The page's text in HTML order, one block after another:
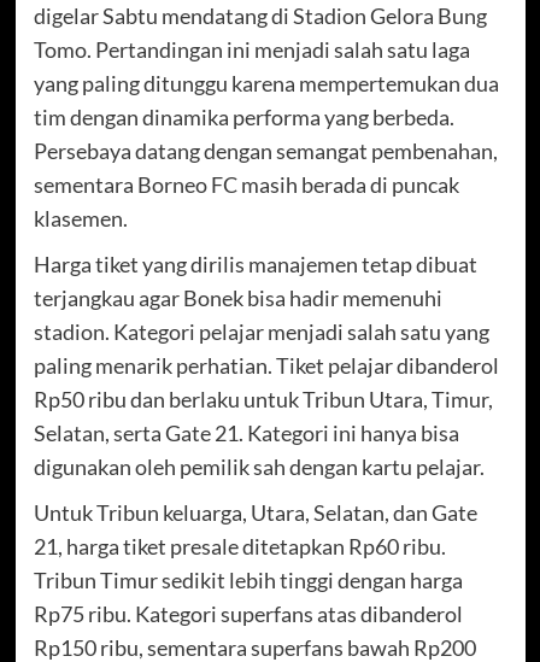
digelar Sabtu mendatang di Stadion Gelora Bung
Tomo. Pertandingan ini menjadi salah satu laga
yang paling ditunggu karena mempertemukan dua
tim dengan dinamika performa yang berbeda.
Persebaya datang dengan semangat pembenahan,
sementara Borneo FC masih berada di puncak
klasemen.
Harga tiket yang dirilis manajemen tetap dibuat
terjangkau agar Bonek bisa hadir memenuhi
stadion. Kategori pelajar menjadi salah satu yang
paling menarik perhatian. Tiket pelajar dibanderol
Rp50 ribu dan berlaku untuk Tribun Utara, Timur,
Selatan, serta Gate 21. Kategori ini hanya bisa
digunakan oleh pemilik sah dengan kartu pelajar.
Untuk Tribun keluarga, Utara, Selatan, dan Gate
21, harga tiket presale ditetapkan Rp60 ribu.
Tribun Timur sedikit lebih tinggi dengan harga
Rp75 ribu. Kategori superfans atas dibanderol
Rp150 ribu, sementara superfans bawah Rp200